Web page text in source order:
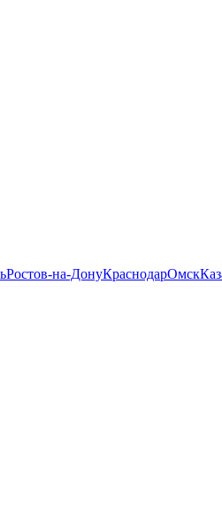
Ростов-на-ДонуКраснодарОмск